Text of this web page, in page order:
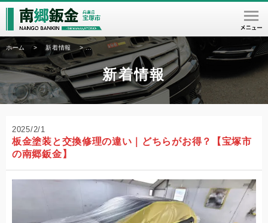
ホーム > 新着情報 > 板金塗装と交換修理の違い｜どちらがお得？【宝塚市の南郷
新着情報
2025/2/1
板金塗装と交換修理の違い｜どちらがお得？【宝塚市
の南郷鈑金】